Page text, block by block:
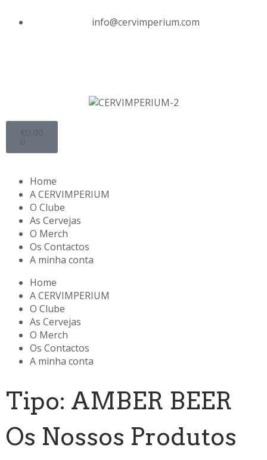
info@cervimperium.com
€0.00
0
Home
A CERVIMPERIUM
O Clube
As Cervejas
O Merch
Os Contactos
A minha conta
Home
A CERVIMPERIUM
O Clube
As Cervejas
O Merch
Os Contactos
A minha conta
Tipo: AMBER BEER
Os Nossos Produtos